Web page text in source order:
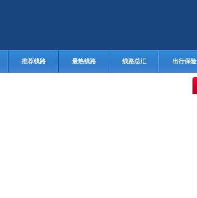
推荐线路 最热线路 线路总汇 出行保险